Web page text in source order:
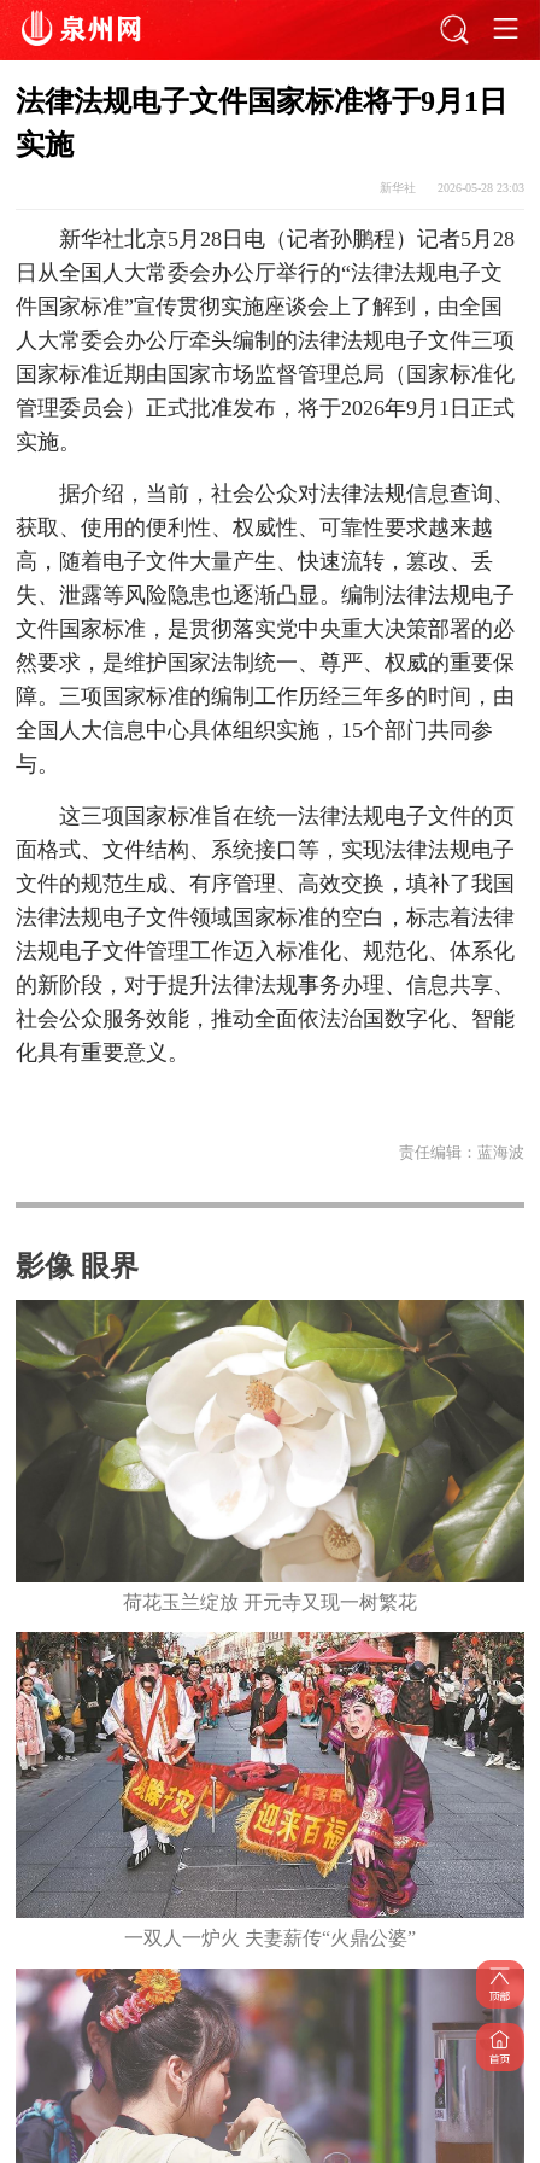
法律法规电子文件国家标准将于9月1日
实施
新华社 2026-05-28 23:03
新华社北京5月28日电（记者孙鹏程）记者5月28
日从全国人大常委会办公厅举行的“法律法规电子文
件国家标准”宣传贯彻实施座谈会上了解到，由全国
人大常委会办公厅牵头编制的法律法规电子文件三项
国家标准近期由国家市场监督管理总局（国家标准化
管理委员会）正式批准发布，将于2026年9月1日正式
实施。
据介绍，当前，社会公众对法律法规信息查询、
获取、使用的便利性、权威性、可靠性要求越来越
高，随着电子文件大量产生、快速流转，篡改、丢
失、泄露等风险隐患也逐渐凸显。编制法律法规电子
文件国家标准，是贯彻落实党中央重大决策部署的必
然要求，是维护国家法制统一、尊严、权威的重要保
障。三项国家标准的编制工作历经三年多的时间，由
全国人大信息中心具体组织实施，15个部门共同参
与。
这三项国家标准旨在统一法律法规电子文件的页
面格式、文件结构、系统接口等，实现法律法规电子
文件的规范生成、有序管理、高效交换，填补了我国
法律法规电子文件领域国家标准的空白，标志着法律
法规电子文件管理工作迈入标准化、规范化、体系化
的新阶段，对于提升法律法规事务办理、信息共享、
社会公众服务效能，推动全面依法治国数字化、智能
化具有重要意义。
责任编辑： 蓝海波
影像 眼界
​荷花玉兰绽放 开元寺又现一树繁花
一双人一炉火 夫妻薪传“火鼎公婆”